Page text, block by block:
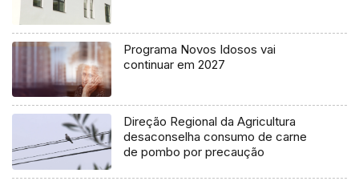
Programa Novos Idosos vai
continuar em 2027
Direção Regional da Agricultura
desaconselha consumo de carne
de pombo por precaução